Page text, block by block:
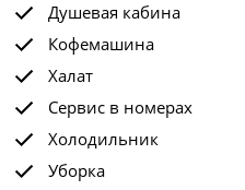
Душевая кабина
Кофемашина
Халат
Сервис в номерах
Холодильник
Уборка